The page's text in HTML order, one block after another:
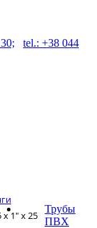
tel.: +38 044
1″ х 25
Трубы
ПВХ